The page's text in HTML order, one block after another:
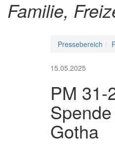
Familie,
Pressebereich
15.05.2025
PM 31-
Gotha